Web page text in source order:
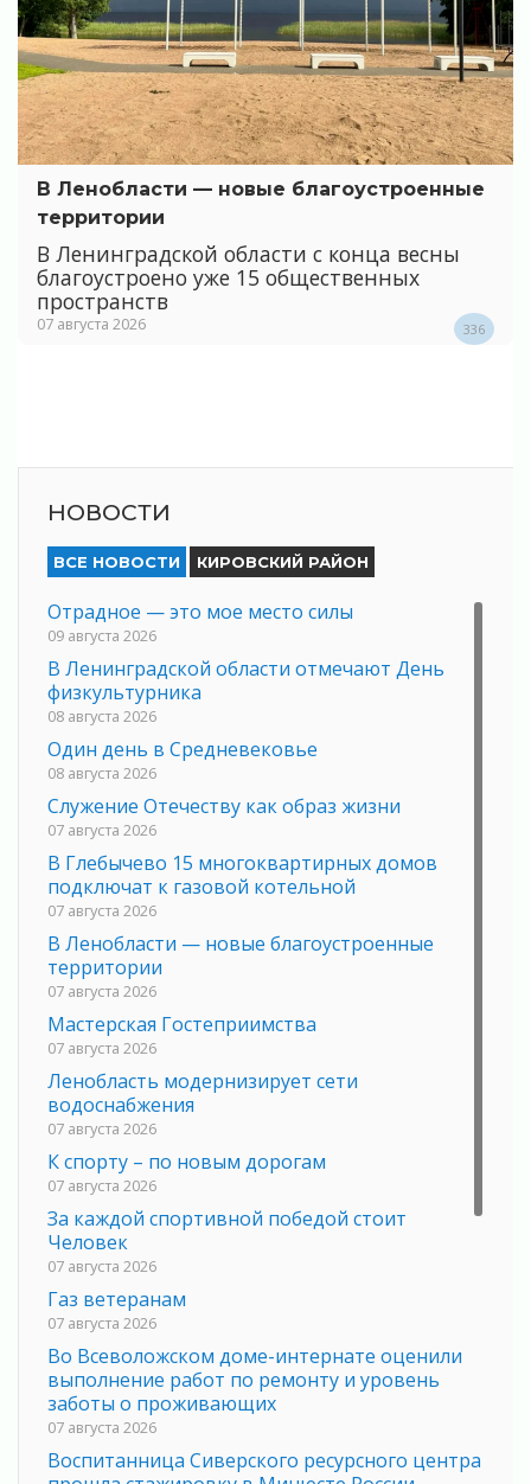
В Ленобласти — новые благоустроенные
территории
В Ленинградской области с конца весны
благоустроено уже 15 общественных
пространств
07 августа 2026 336
НОВОСТИ
ВСЕ НОВОСТИ КИРОВСКИЙ РАЙОН
Отрадное — это мое место силы
09 августа 2026
В Ленинградской области отмечают День
физкультурника
08 августа 2026
Один день в Средневековье
08 августа 2026
Служение Отечеству как образ жизни
07 августа 2026
В Глебычево 15 многоквартирных домов
подключат к газовой котельной
07 августа 2026
В Ленобласти — новые благоустроенные
территории
07 августа 2026
Мастерская Гостеприимства
07 августа 2026
Ленобласть модернизирует сети
водоснабжения
07 августа 2026
К спорту – по новым дорогам
07 августа 2026
За каждой спортивной победой стоит
Человек
07 августа 2026
Газ ветеранам
07 августа 2026
Во Всеволожском доме-интернате оценили
выполнение работ по ремонту и уровень
заботы о проживающих
07 августа 2026
Воспитанница Сиверского ресурсного центра